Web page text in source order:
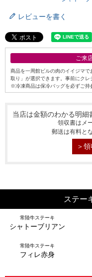
出産内祝い
LINEギフト
レビューを書く
ご来
商品を一周館ビルの肉のイイジマ
取り」が選択できます。事前にクレ
※冷凍商品は保冷バッグを必ずご持
当店は金額のわかる明
領収書はメ
郵送は有料と
＞
ステー
常陸牛ステーキ
シャトーブリアン
常陸牛ステーキ
フィレ赤身